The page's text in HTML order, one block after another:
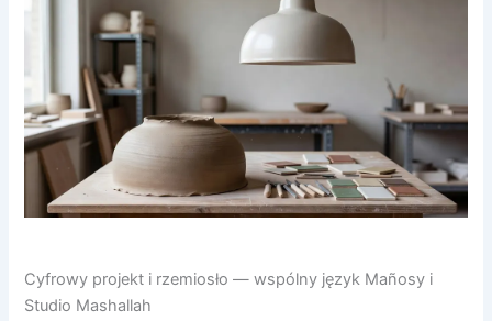
Cyfrowy projekt i rzemiosło — wspólny język Mañosy i
Studio Mashallah